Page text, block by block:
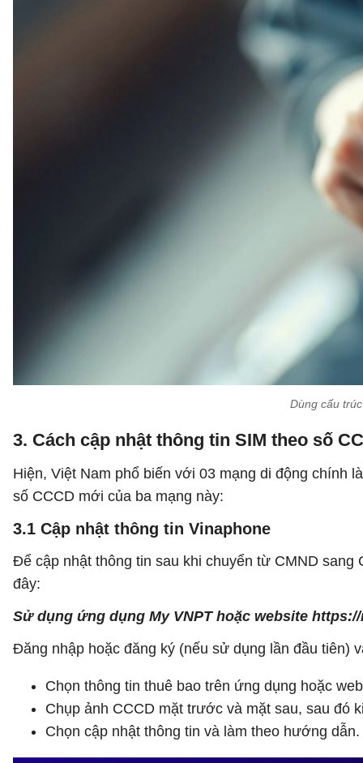
Dùng cấu
3. Cách cập nhật thông tin SIM theo số
Hiện, Việt Nam phổ biến với 03 mạng di động chính
số CCCD mới của ba mạng này:
3.1 Cập nhật thông tin Vinaphone
Để cập nhật thông tin sau khi chuyển từ CMND
đây:
Sử dụng ứng dụng My VNPT hoặc website
Đăng nhập hoặc đăng ký (nếu sử dụng lần đầu tiên)
Chọn thông tin thuê bao trên ứng dụng hoặc
Chụp ảnh CCCD mặt trước và mặt sau, sau đó
Chọn cập nhật thông tin và làm theo hướng dẫn.